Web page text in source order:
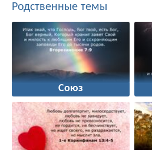
Родственные темы
Союз